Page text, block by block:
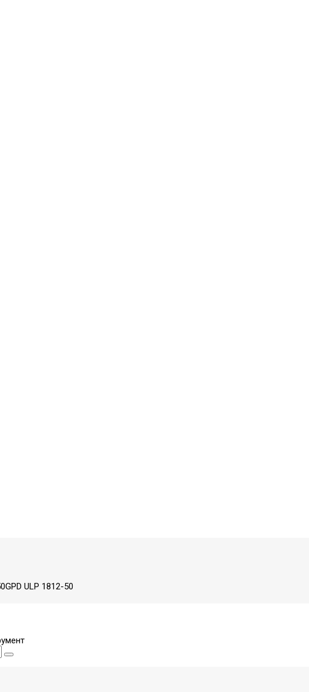
ULP 1812-50